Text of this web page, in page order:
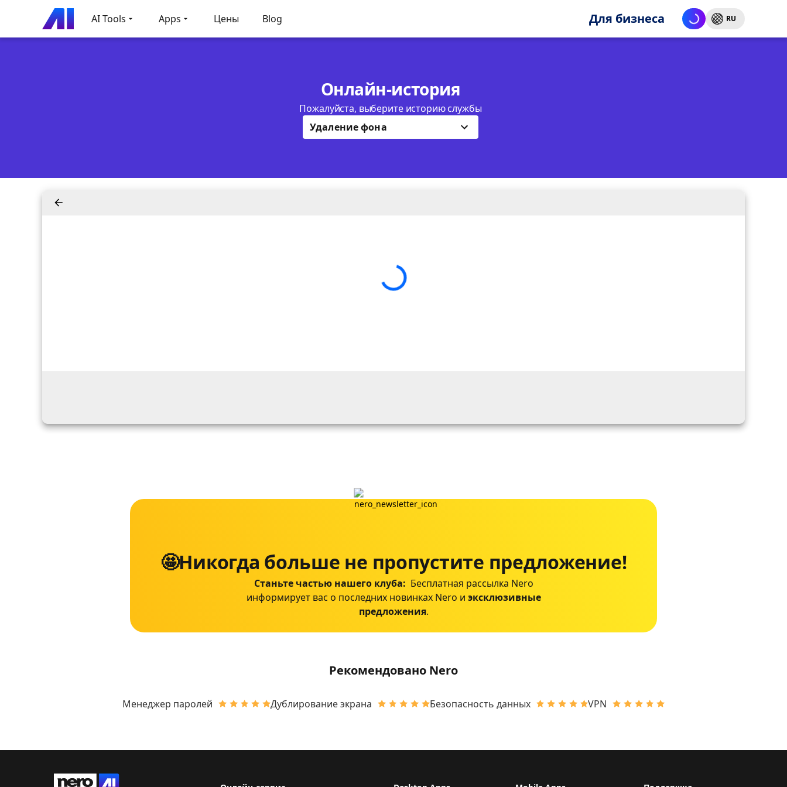
AI Tools Apps Цены Blog Для бизнеса RU
Онлайн-история
Пожалуйста, выберите историю службы
Удаление фона
🤩Никогда больше не пропустите предложение!
Станьте частью нашего клуба: Бесплатная рассылка Nero
информирует вас о последних новинках Nero и эксклюзивные
предложения.
Рекомендовано Nero
Менеджер паролей Дублирование экрана Безопасность данных VPN